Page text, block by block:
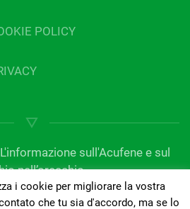
POLICY
sull'Acufene e sul
nell’orecchio
| Del Bo Tecnologia per
P.IVA 01189420050
i cookie per migliorare la vostra
che tu sia d'accordo, ma se lo